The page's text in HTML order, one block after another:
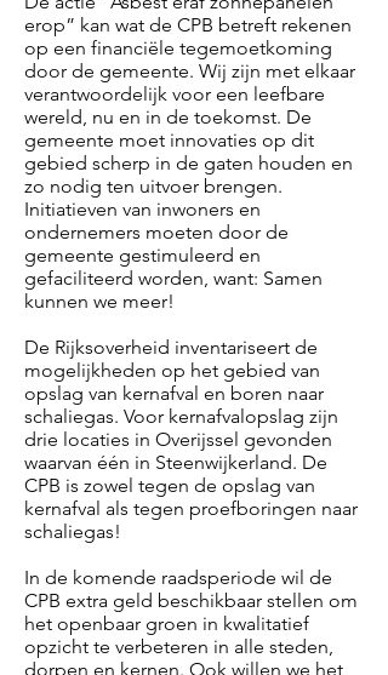
erop” kan wat de CPB betreft rekenen
op een financiële tegemoetkoming
door de gemeente. Wij zijn met elkaar
verantwoordelijk voor een leefbare
wereld, nu en in de toekomst. De
gemeente moet innovaties op dit
gebied scherp in de gaten houden en
zo nodig ten uitvoer brengen.
Initiatieven van inwoners en
ondernemers moeten door de
gemeente gestimuleerd en
gefaciliteerd worden, want: Samen
kunnen we meer!
De Rijksoverheid inventariseert de
mogelijkheden op het gebied van
opslag van kernafval en boren naar
schaliegas. Voor kernafvalopslag zijn
drie locaties in Overijssel gevonden
waarvan één in Steenwijkerland. De
CPB is zowel tegen de opslag van
kernafval als tegen proefboringen naar
schaliegas!
In de komende raadsperiode wil de
CPB extra geld beschikbaar stellen om
het openbaar groen in kwalitatief
opzicht te verbeteren in alle steden,
dorpen en kernen. Ook willen we het